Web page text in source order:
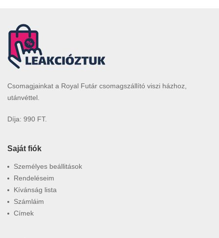
Csomagjainkat a Royal Futár csomagszállító viszi házhoz,
utánvéttel.
Díja: 990 FT.
Saját fiók
Személyes beállitások
Rendeléseim
Kívánság lista
Számláim
Címek